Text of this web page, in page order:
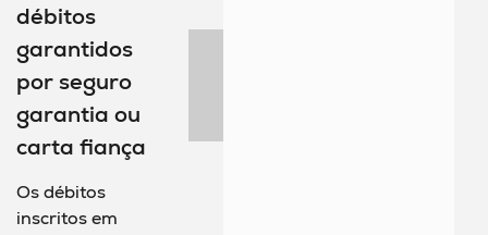
débitos
garantidos
por seguro
garantia ou
carta fiança
Os débitos
inscritos em